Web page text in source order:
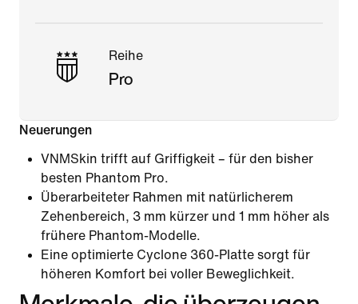
Reihe
Pro
Neuerungen
VNMSkin trifft auf Griffigkeit – für den bisher
besten Phantom Pro.
Überarbeiteter Rahmen mit natürlicherem
Zehenbereich, 3 mm kürzer und 1 mm höher als
frühere Phantom-Modelle.
Eine optimierte Cyclone 360-Platte sorgt für
höheren Komfort bei voller Beweglichkeit.